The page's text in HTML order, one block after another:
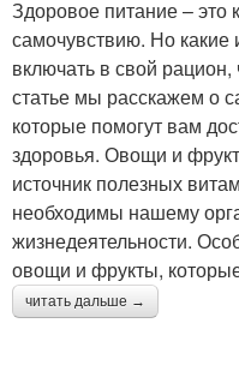
Здоровое питание – это
самочувствию. Но
включать в свой
статье мы расскажем о
которые помогут вам
здоровья. Овощи и
источник полезных
необходимы нашему
жизнедеятельности.
овощи и фрукты,
читать дальше →